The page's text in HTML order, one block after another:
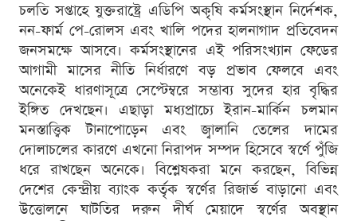
চলতি সপ্তাহে যুক্তরাষ্ট্রে এডিপি অকৃষি কর্মসংস্থান নির্দেশক,
নন-ফার্ম পে-রোলস এবং খালি পদের হালনাগাদ প্রতিবেদন
জনসমক্ষে আসবে। কর্মসংস্থানের এই পরিসংখ্যান ফেডের
আগামী মাসের নীতি নির্ধারণে বড় প্রভাব ফেলবে এবং
অনেকেই ধারণাসূত্রে সেপ্টেম্বরে সম্ভাব্য সুদের হার বৃদ্ধির
ইঙ্গিত দেখছেন। এছাড়া মধ্যপ্রাচ্যে ইরান-মার্কিন চলমান
মনস্তাত্ত্বিক টানাপোড়েন এবং জ্বালানি তেলের দামের
দোলাচলের কারণে এখনো নিরাপদ সম্পদ হিসেবে স্বর্ণে পুঁজি
ধরে রাখছেন অনেকে। বিশ্লেষকরা মনে করছেন, বিভিন্ন
দেশের কেন্দ্রীয় ব্যাংক কর্তৃক স্বর্ণের রিজার্ভ বাড়ানো এবং
উত্তোলনে ঘাটতির দরুন দীর্ঘ মেয়াদে স্বর্ণের অবস্থান